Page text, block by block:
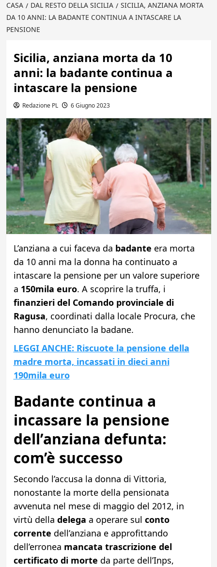
CASA DAL RESTO DELLA SICILIA
SICILIA, ANZIANA MORTA
DA 10 ANNI: LA BADANTE CONTINUA A INTASCARE LA
PENSIONE
Sicilia, anziana morta da 10
anni: la badante continua a
intascare la pensione
Redazione PL 6 Giugno 2023
L’anziana a cui faceva da badante era morta
da 10 anni ma la donna ha continuato a
intascare la pensione per un valore superiore
a 150mila euro. A scoprire la truffa, i
finanzieri del Comando provinciale di
Ragusa, coordinati dalla locale Procura, che
hanno denunciato la badane.
LEGGI ANCHE: Riscuote la pensione della
madre morta, incassati in dieci anni
190mila euro
Badante continua a
incassare la pensione
dell’anziana defunta:
com’è successo
Secondo l’accusa la donna di Vittoria,
nonostante la morte della pensionata
avvenuta nel mese di maggio del 2012, in
virtù della delega a operare sul conto
corrente dell’anziana e approfittando
dell’erronea mancata trascrizione del
certificato di morte da parte dell’Inps,